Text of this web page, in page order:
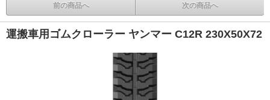
前の商品へ 次の商品へ
運搬車用ゴムクローラー ヤンマー C12R 230X50X72